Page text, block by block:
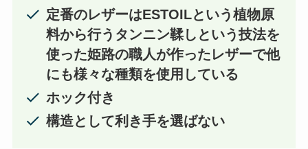
定番のレザーはESTOILという植物原
料から行うタンニン鞣しという技法を
使った姫路の職人が作ったレザーで他
にも様々な種類を使用している
ホック付き
構造として利き手を選ばない